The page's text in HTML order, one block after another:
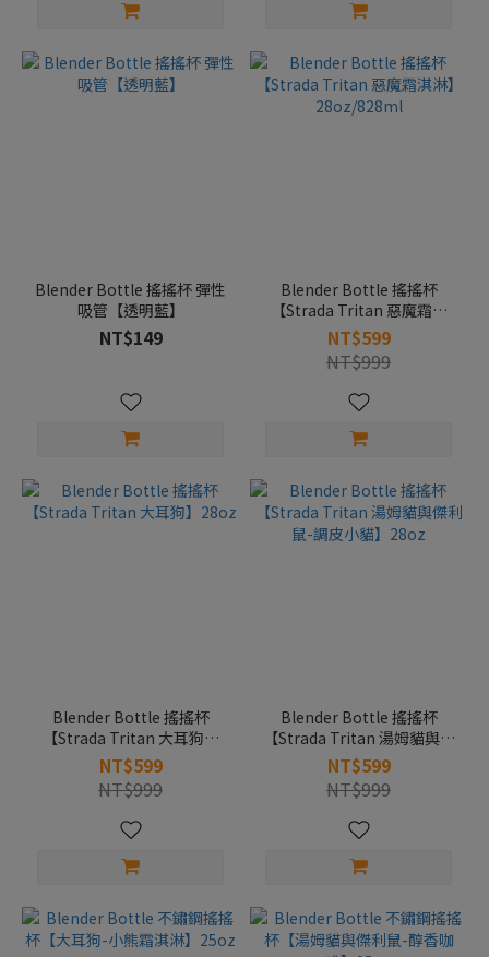
Blender Bottle 搖搖杯 彈性
吸管【透明藍】
NT$149
Blender Bottle 搖搖杯
【Strada Tritan 惡魔霜淇
淋】28oz/828ml
NT$599
NT$999
Blender Bottle 搖搖杯
【Strada Tritan 大耳狗】
28oz
NT$599
NT$999
Blender Bottle 搖搖杯
【Strada Tritan 湯姆貓與傑
利鼠-調皮小貓】28oz
NT$599
NT$999